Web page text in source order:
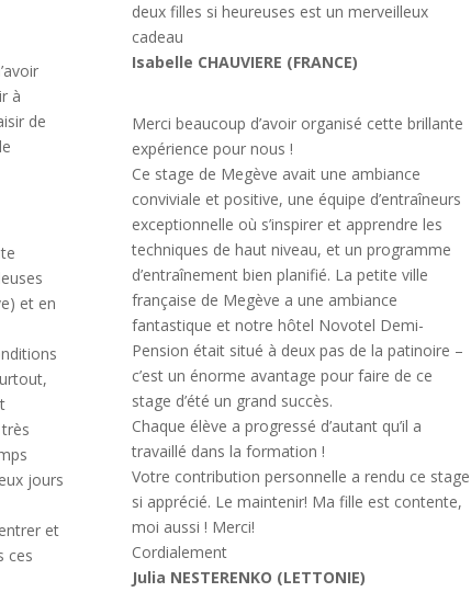
à
de
et en
jours
et
ces
deux filles si heureuses est un merveilleux
cadeau
Isabelle CHAUVIERE (FRANCE)
Merci beaucoup d’avoir organisé cette brillante
expérience pour nous !
Ce stage de Megève avait une ambiance
conviviale et positive, une équipe d’entraîneurs
exceptionnelle où s’inspirer et apprendre les
techniques de haut niveau, et un programme
d’entraînement bien planifié. La petite ville
française de Megève a une ambiance
fantastique et notre hôtel Novotel Demi-
Pension était situé à deux pas de la patinoire –
c’est un énorme avantage pour faire de ce
stage d’été un grand succès.
Chaque élève a progressé d’autant qu’il a
travaillé dans la formation !
Votre contribution personnelle a rendu ce stage
si apprécié. Le maintenir! Ma fille est contente,
moi aussi ! Merci!
Cordialement
Julia NESTERENKO (LETTONIE)